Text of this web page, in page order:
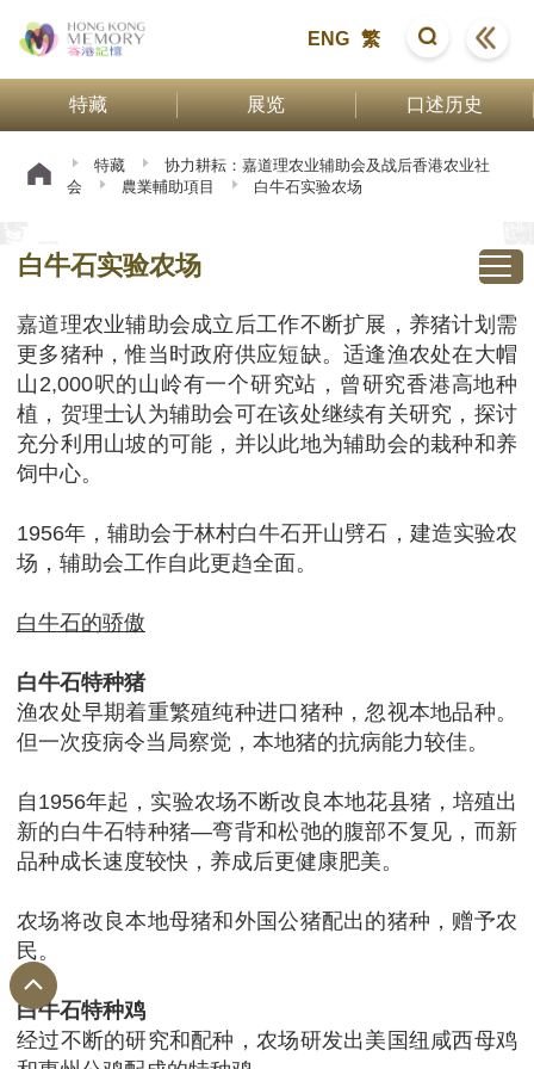
ENG 繁
特藏 展览 口述历史
特藏
协力耕耘：嘉道理农业辅助会及战后香港农业社
会
農業輔助項目 白牛石实验农场
白牛石实验农场
嘉道理农业辅助会成立后工作不断扩展，养猪计划需
更多猪种，惟当时政府供应短缺。适逢渔农处在大帽
山2,000呎的山岭有一个研究站，曾研究香港高地种
植，贺理士认为辅助会可在该处继续有关研究，探讨
充分利用山坡的可能，并以此地为辅助会的栽种和养
饲中心。
1956年，辅助会于林村白牛石开山劈石，建造实验农
场，辅助会工作自此更趋全面。
白牛石的骄傲
白牛石特种猪
渔农处早期着重繁殖纯种进口猪种，忽视本地品种。
但一次疫病令当局察觉，本地猪的抗病能力较佳。
自1956年起，实验农场不断改良本地花县猪，培殖出
新的白牛石特种猪—弯背和松弛的腹部不复见，而新
品种成长速度较快，养成后更健康肥美。
农场将改良本地母猪和外国公猪配出的猪种，赠予农
民。
白牛石特种鸡
经过不断的研究和配种，农场研发出美国纽咸西母鸡